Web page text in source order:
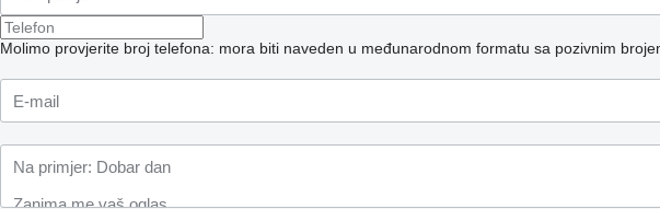
Molimo provjerite broj telefona: mora biti naveden u međunarodnom formatu sa pozivnim